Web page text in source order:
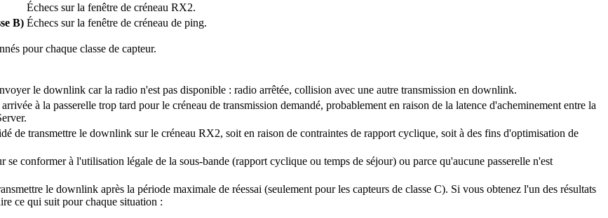
Échecs sur la fenêtre de créneau RX2.
B) Échecs sur la fenêtre de créneau de ping.
pour chaque classe de capteur.
le downlink car la radio n'est pas disponible : radio arrêtée, collision avec une autre transmission en downlink.
à la passerelle trop tard pour le créneau de transmission demandé, probablement en raison de la latence d'acheminement entre la
de transmettre le downlink sur le créneau RX2, soit en raison de contraintes de rapport cyclique, soit à des fins d'optimisation de
se conformer à l'utilisation légale de la sous-bande (rapport cyclique ou temps de séjour) ou parce qu'aucune passerelle n'est
le downlink après la période maximale de réessai (seulement pour les capteurs de classe C). Si vous obtenez l'un des résultats
ce qui suit pour chaque situation :